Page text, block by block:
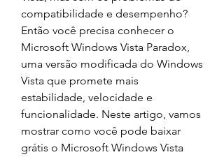
compatibilidade e desempenho?
Então você precisa conhecer o
Microsoft Windows Vista Paradox,
uma versão modificada do Windows
Vista que promete mais
estabilidade, velocidade e
funcionalidade. Neste artigo, vamos
mostrar como você pode baixar
grátis o Microsoft Windows Vista